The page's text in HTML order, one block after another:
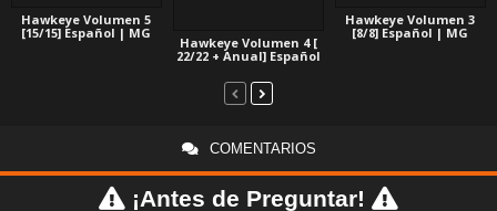
Hawkeye Volumen 5
[15/15] Español | MG
Hawkeye Volumen 4 [
22/22 + Anual] Español
Hawkeye Volumen 3
[8/8] Español | MG
COMENTARIOS
¡Antes de Preguntar!